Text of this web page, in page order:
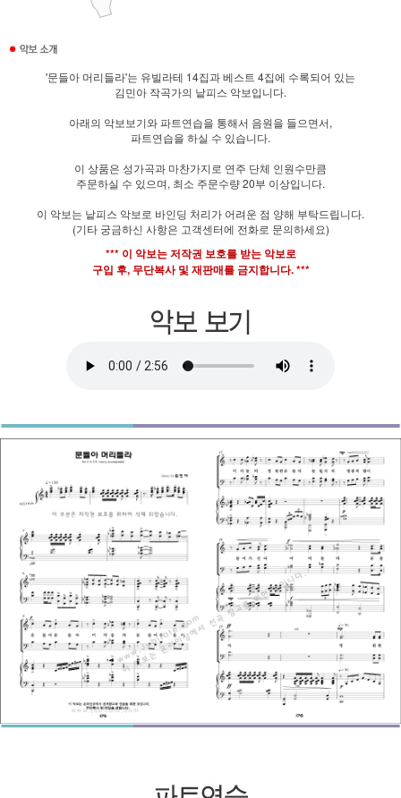
'문들아 머리들라'는 유빌라테 14집과 베스트 4집에 수록되어 있는
김민아 작곡가의 낱피스 악보입니다.
아래의 악보보기와 파트연습을 통해서 음원을 들으면서,
파트연습을 하실 수 있습니다.
이 상품은 성가곡과 마찬가지로 연주 단체 인원수만큼
주문하실 수 있으며, 최소 주문수량 20부 이상입니다.
이 악보는 낱피스 악보로 바인딩 처리가 어려운 점 양해 부탁드립니다.
(기타 궁금하신 사항은 고객센터에 전화로 문의하세요)
*** 이 악보는 저작권 보호를 받는 악보로
구입 후, 무단복사 및 재판매를 금지합니다. ***